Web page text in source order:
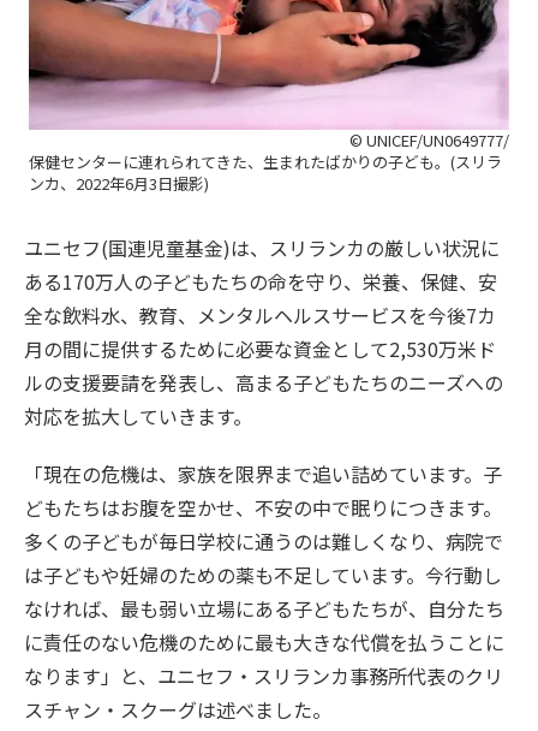
© UNICEF/UN0649777/
保健センターに連れられてきた、生まれたばかりの子ども。(スリラ
ンカ、2022年6月3日撮影)
ユニセフ(国連児童基金)は、スリランカの厳しい状況に
ある170万人の子どもたちの命を守り、栄養、保健、安
全な飲料水、教育、メンタルヘルスサービスを今後7カ
月の間に提供するために必要な資金として2,530万米ド
ルの支援要請を発表し、高まる子どもたちのニーズへの
対応を拡大していきます。
「現在の危機は、家族を限界まで追い詰めています。子
どもたちはお腹を空かせ、不安の中で眠りにつきます。
多くの子どもが毎日学校に通うのは難しくなり、病院で
は子どもや妊婦のための薬も不足しています。今行動し
なければ、最も弱い立場にある子どもたちが、自分たち
に責任のない危機のために最も大きな代償を払うことに
なります」と、ユニセフ・スリランカ事務所代表のクリ
スチャン・スクーグは述べました。